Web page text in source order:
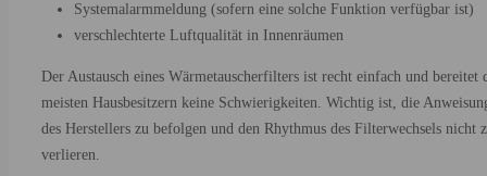
Systemalarmmeldung (sofern eine solche Funktion verfügbar ist)
verschlechterte Luftqualität in Innenräumen
Der Austausch eines Wärmetauscherfilters ist recht einfach und bereitet
meisten Hausbesitzern keine Schwierigkeiten. Wichtig ist, die
des Herstellers zu befolgen und den Rhythmus des Filterwechsels nicht
verlieren.